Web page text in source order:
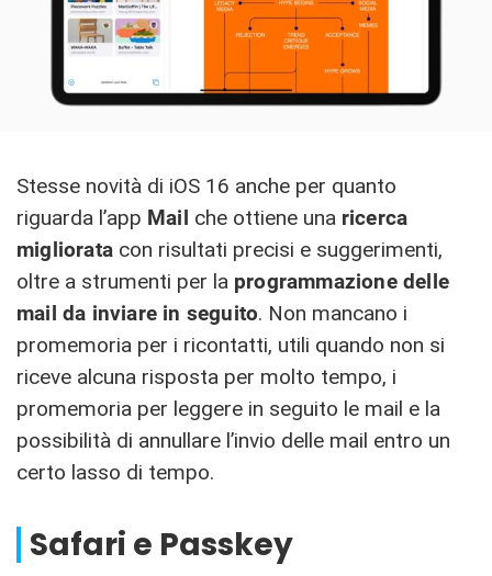
Stesse novità di iOS 16 anche per quanto
riguarda l’app Mail che ottiene una ricerca
migliorata con risultati precisi e suggerimenti,
oltre a strumenti per la programmazione delle
mail da inviare in seguito. Non mancano i
promemoria per i ricontatti, utili quando non si
riceve alcuna risposta per molto tempo, i
promemoria per leggere in seguito le mail e la
possibilità di annullare l’invio delle mail entro un
certo lasso di tempo.
Safari e Passkey